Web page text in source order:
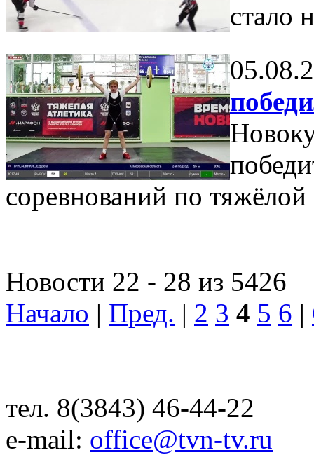
стало
соревнований по тяжёлой
Новости 22 - 28 из 5426
Начало | Пред. | 2 3 4 5 6 |
тел. 8(3843) 46-44-22
e-mail: office@tvn-tv.ru